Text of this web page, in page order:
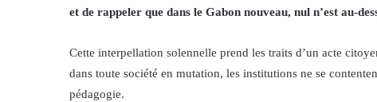
et de rappeler que dans le Gabon nouveau, nul n’est au-
Cette interpellation solennelle prend les traits d’un acte
dans toute société en mutation, les institutions ne se
pédagogie.